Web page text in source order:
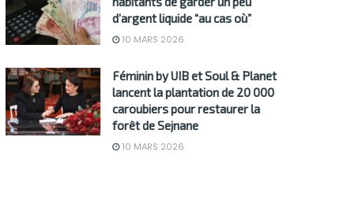
d’argent liquide “au cas où”
10 MARS 2026
Féminin by UIB et Soul & Planet
lancent la plantation de 20 000
caroubiers pour restaurer la
forêt de Sejnane
10 MARS 2026